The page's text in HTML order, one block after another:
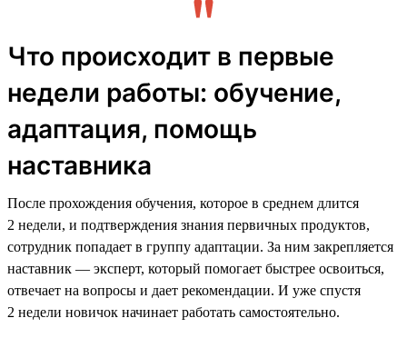
Что происходит в первые
недели работы: обучение,
адаптация, помощь
наставника
После прохождения обучения, которое в среднем длится
2 недели, и подтверждения знания первичных продуктов,
сотрудник попадает в группу адаптации. За ним закрепляется
наставник — эксперт, который помогает быстрее освоиться,
отвечает на вопросы и дает рекомендации. И уже спустя
2 недели новичок начинает работать самостоятельно.